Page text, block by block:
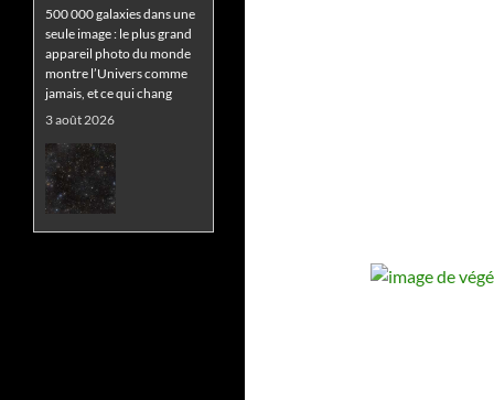
500 000 galaxies dans une
seule image : le plus grand
appareil photo du monde
montre l’Univers comme
jamais, et ce qui chang
3 août 2026